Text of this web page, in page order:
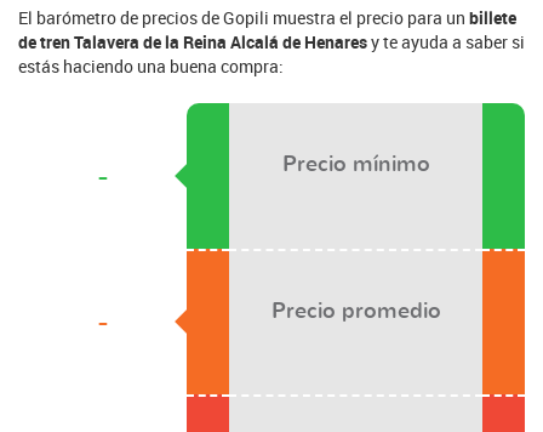
El barómetro de precios de Gopili muestra el precio para un billete
de tren Talavera de la Reina Alcalá de Henaresy te ayuda a saber si
estás haciendo una buena compra:
-
-
Precio mínimo
Precio promedio